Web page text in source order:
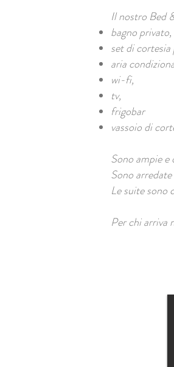
Il nostro Bed
bagno privato,
set di
aria
wi-fi,
tv,
frigobar
vassoio di
Sono ampie e
Sono
Le suite sono
Per chi arriva